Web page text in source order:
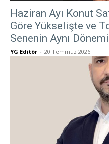
Haziran Ayı Konut
Göre Yükselişte ve
Senenin Aynı
YG Editör - 20 Temmuz 2026